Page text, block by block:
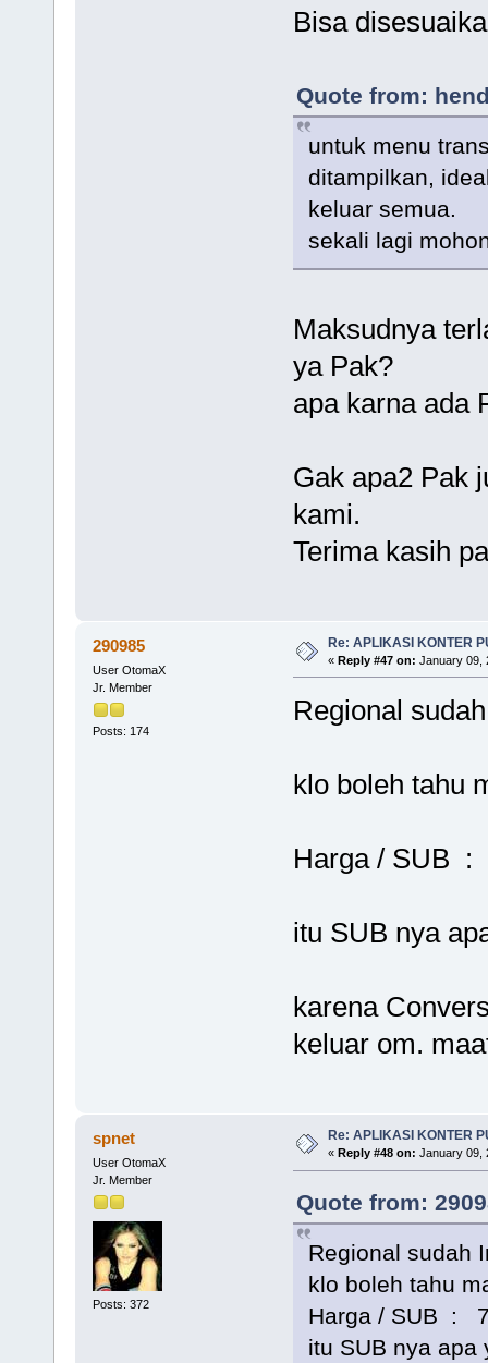
Bisa
Quote from:
untuk menu
ditampilkan,
keluar semua.
sekali lagi
Maksudnya
ya Pak?
apa karna ada
Gak apa2 Pak
kami.
Terima kasih
290985
User OtomaX
Jr. Member
Posts: 174
Re: APLIKASI KONTER
« Reply #47 on: January 09,
Regional
klo boleh tahu
Harga / SUB
itu SUB nya
karena
keluar om.
spnet
User OtomaX
Jr. Member
Posts: 372
Re: APLIKASI KONTER
« Reply #48 on: January 09,
Quote from:
Regional sudah
klo boleh tahu
Harga / SUB :
itu SUB nya apa